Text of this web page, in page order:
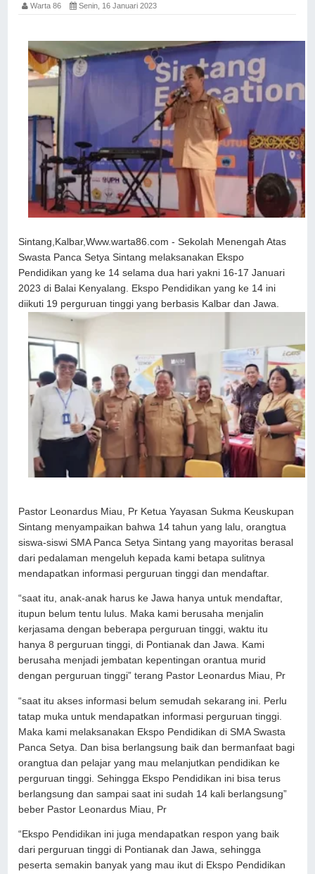
Warta 86 Senin, 16 Januari 2023
Sintang,Kalbar,Www.warta86.com - Sekolah Menengah Atas
Swasta Panca Setya Sintang melaksanakan Ekspo
Pendidikan yang ke 14 selama dua hari yakni 16-17 Januari
2023 di Balai Kenyalang. Ekspo Pendidikan yang ke 14 ini
diikuti 19 perguruan tinggi yang berbasis Kalbar dan Jawa.
Pastor Leonardus Miau, Pr Ketua Yayasan Sukma Keuskupan
Sintang menyampaikan bahwa 14 tahun yang lalu, orangtua
siswa-siswi SMA Panca Setya Sintang yang mayoritas berasal
dari pedalaman mengeluh kepada kami betapa sulitnya
mendapatkan informasi perguruan tinggi dan mendaftar.
“saat itu, anak-anak harus ke Jawa hanya untuk mendaftar,
itupun belum tentu lulus. Maka kami berusaha menjalin
kerjasama dengan beberapa perguruan tinggi, waktu itu
hanya 8 perguruan tinggi, di Pontianak dan Jawa. Kami
berusaha menjadi jembatan kepentingan orantua murid
dengan perguruan tinggi” terang Pastor Leonardus Miau, Pr
“saat itu akses informasi belum semudah sekarang ini. Perlu
tatap muka untuk mendapatkan informasi perguruan tinggi.
Maka kami melaksanakan Ekspo Pendidikan di SMA Swasta
Panca Setya. Dan bisa berlangsung baik dan bermanfaat bagi
orangtua dan pelajar yang mau melanjutkan pendidikan ke
perguruan tinggi. Sehingga Ekspo Pendidikan ini bisa terus
berlangsung dan sampai saat ini sudah 14 kali berlangsung”
beber Pastor Leonardus Miau, Pr
“Ekspo Pendidikan ini juga mendapatkan respon yang baik
dari perguruan tinggi di Pontianak dan Jawa, sehingga
peserta semakin banyak yang mau ikut di Ekspo Pendidikan